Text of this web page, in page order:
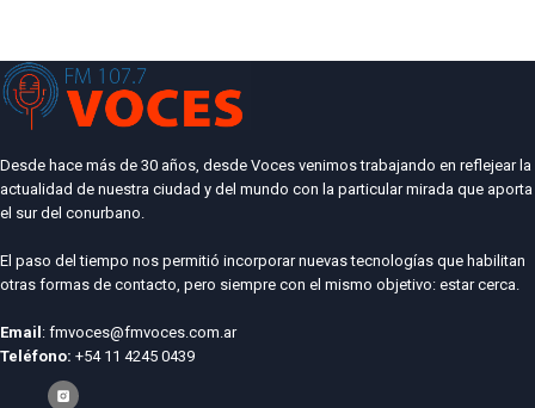
Desde hace más de 30 años, desde Voces venimos trabajando en reflejear la
actualidad de nuestra ciudad y del mundo con la particular mirada que aporta
el sur del conurbano.
El paso del tiempo nos permitió incorporar nuevas tecnologías que habilitan
otras formas de contacto, pero siempre con el mismo objetivo: estar cerca.
Email: fmvoces@fmvoces.com.ar
Teléfono: +54 11 4245 0439